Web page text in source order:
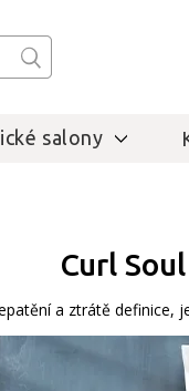
salony
Curl Soul
a ztrátě definice,